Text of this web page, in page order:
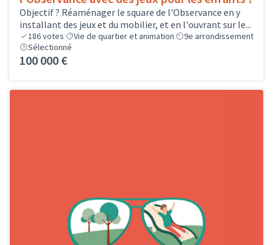
Objectif ? Réaménager le square de l'Observance en y
installant des jeux et du mobilier, et en l'ouvrant sur le...
186votes Vie de quartier et animation
9e arrondissement
Sélectionné
100 000 €